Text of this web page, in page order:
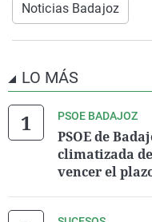
Noticias Badajoz
LO MÁS
PSOE BADAJOZ
PSOE de
climatizada
vencer el